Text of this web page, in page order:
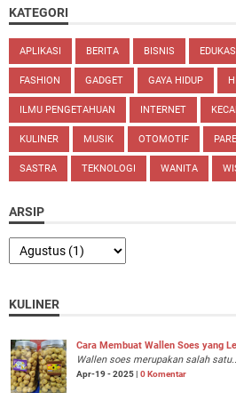
KATEGORI
APLIKASI BERITA BISNIS
FASHION GADGET GAYA HIDUP
ILMU PENGETAHUAN INTERNET
KULINER MUSIK OTOMOTIF
SASTRA TEKNOLOGI WANITA
ARSIP
KULINER
Cara Membuat Wallen Soes yang
Wallen soes merupakan salah
Apr-19 - 2025 | 0 Komentar